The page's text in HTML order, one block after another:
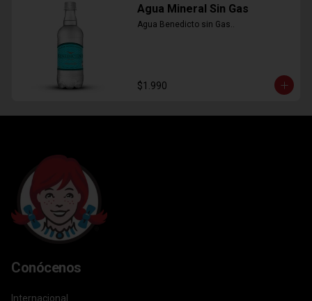
Agua Mineral Sin Gas
Agua Benedicto sin Gas..
$1.990
Conócenos
Internacional